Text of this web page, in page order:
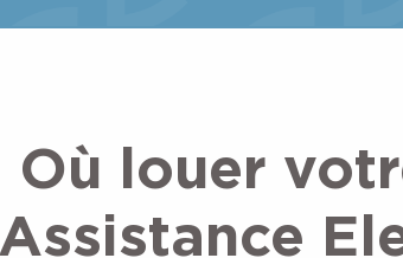
Où louer
Assistance